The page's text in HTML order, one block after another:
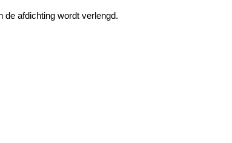
de afdichting wordt verlengd.